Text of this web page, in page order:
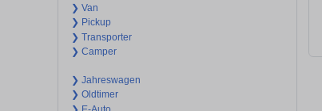
❯ Van
❯ Pickup
❯ Transporter
❯ Camper
❯ Jahreswagen
❯ Oldtimer